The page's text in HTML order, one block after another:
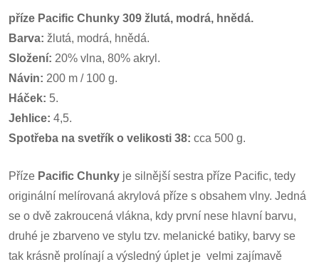
příze Pacific Chunky 309 žlutá, modrá, hnědá.
Barva: žlutá, modrá, hnědá.
Složení: 20% vlna, 80% akryl.
Návin: 200 m / 100 g.
Háček: 5.
Jehlice: 4,5.
Spotřeba na svetřík o velikosti 38: cca 500 g.
Příze Pacific Chunky je silnější sestra příze Pacific, tedy
originální melírovaná akrylová příze s obsahem vlny. Jedná
se o dvě zakroucená vlákna, kdy první nese hlavní barvu,
druhé je zbarveno ve stylu tzv. melanické batiky, barvy se
tak krásně prolínají a výsledný úplet je velmi zajímavě